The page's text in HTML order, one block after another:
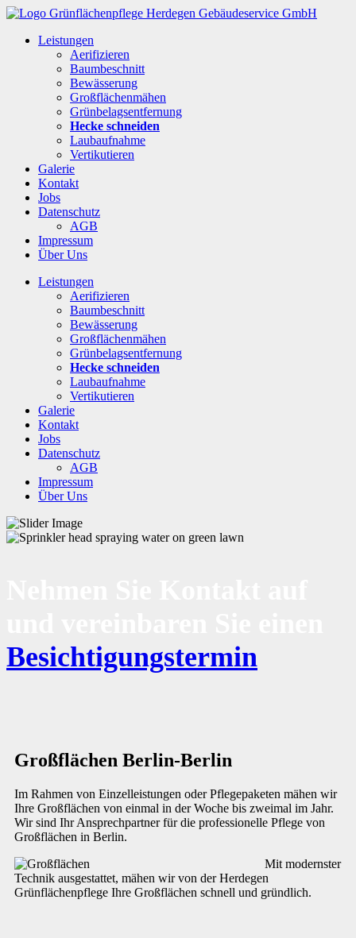
Leistungen
Aerifizieren
Baumbeschnitt
Bewässerung
Großflächenmähen
Grünbelagsentfernung
Hecke schneiden
Laubaufnahme
Vertikutieren
Galerie
Kontakt
Jobs
Datenschutz
AGB
Impressum
Über Uns
Leistungen
Aerifizieren
Baumbeschnitt
Bewässerung
Großflächenmähen
Grünbelagsentfernung
Hecke schneiden
Laubaufnahme
Vertikutieren
Galerie
Kontakt
Jobs
Datenschutz
AGB
Impressum
Über Uns
Besichtigungstermin
Großflächen Berlin-Berlin
Im Rahmen von Einzelleistungen oder Pflegepaketen mähen wir
Ihre Großflächen von einmal in der Woche bis zweimal im Jahr.
Wir sind Ihr Ansprechpartner für die professionelle Pflege von
Großflächen in Berlin.
Mit modernster
Technik ausgestattet, mähen wir von der Herdegen
Grünflächenpflege Ihre Großflächen schnell und gründlich.